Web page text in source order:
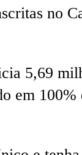
no
5,69